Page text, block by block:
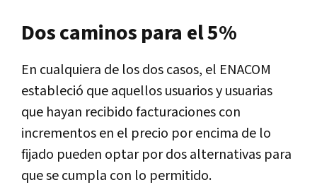
Dos caminos para el 5%
En cualquiera de los dos casos, el ENACOM
estableció que aquellos usuarios y usuarias
que hayan recibido facturaciones con
incrementos en el precio por encima de lo
fijado pueden optar por dos alternativas para
que se cumpla con lo permitido.